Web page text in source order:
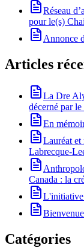
Réseau
pour le(s)
Annonce
Articles
La Dre
décerné par
En
Lauréat
Labrecque-
Canada : la
Catégories